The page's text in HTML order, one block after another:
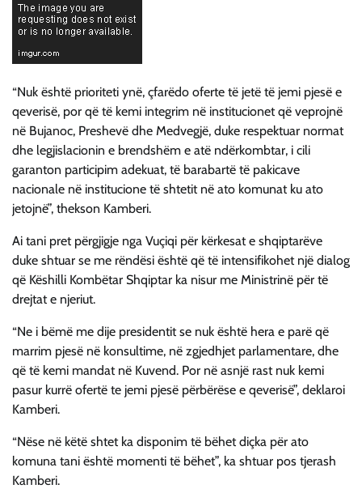
“Nuk është prioriteti ynë, çfarëdo oferte të jetë të jemi pjesë e
qeverisë, por që të kemi integrim në institucionet që veprojnë
në Bujanoc, Preshevë dhe Medvegjë, duke respektuar normat
dhe legjislacionin e brendshëm e atë ndërkombtar, i cili
garanton participim adekuat, të barabartë të pakicave
nacionale në institucione të shtetit në ato komunat ku ato
jetojnë”, thekson Kamberi.
Ai tani pret përgjigje nga Vuçiqi për kërkesat e shqiptarëve
duke shtuar se me rëndësi është që të intensifikohet një dialog
që Këshilli Kombëtar Shqiptar ka nisur me Ministrinë për të
drejtat e njeriut.
“Ne i bëmë me dije presidentit se nuk është hera e parë që
marrim pjesë në konsultime, në zgjedhjet parlamentare, dhe
që të kemi mandat në Kuvend. Por në asnjë rast nuk kemi
pasur kurrë ofertë te jemi pjesë përbërëse e qeverisë”, deklaroi
Kamberi.
“Nëse në këtë shtet ka disponim të bëhet diçka për ato
komuna tani është momenti të bëhet”, ka shtuar pos tjerash
Kamberi.